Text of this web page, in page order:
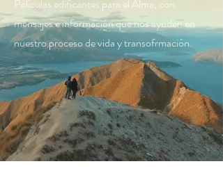
Películas edificantes para el Alma, con
mensajes e información que nos ayuden en
nuestro proceso de vida y transofrmación.